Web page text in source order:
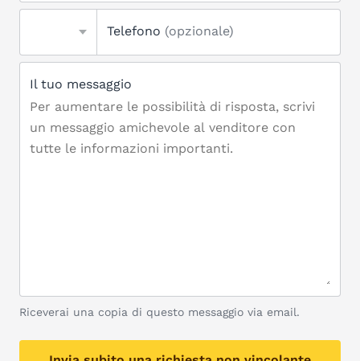
Telefono (opzionale)
Il tuo messaggio
Riceverai una copia di questo messaggio via email.